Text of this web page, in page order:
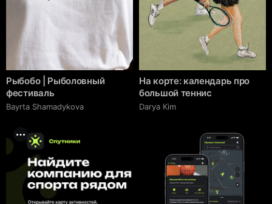
Рыбобо | Рыболовный
фестиваль
Bayrta Shamadykova
На корте: календарь про
большой теннис
Darya Kim